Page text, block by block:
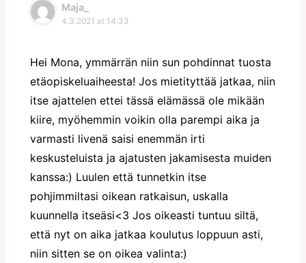
Maja_
4.3.2021 at 14:33
Hei Mona, ymmärrän niin sun pohdinnat tuosta
etäopiskeluaiheesta! Jos mietityttää jatkaa, niin
itse ajattelen ettei tässä elämässä ole mikään
kiire, myöhemmin voikin olla parempi aika ja
varmasti livenä saisi enemmän irti
keskusteluista ja ajatusten jakamisesta muiden
kanssa:) Luulen että tunnetkin itse
pohjimmiltasi oikean ratkaisun, uskalla
kuunnella itseäsi<3 Jos oikeasti tuntuu siltä,
että nyt on aika jatkaa koulutus loppuun asti,
niin sitten se on oikea valinta:)